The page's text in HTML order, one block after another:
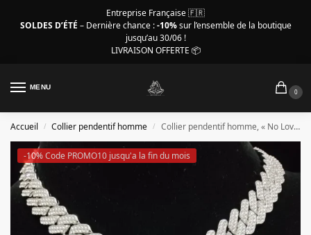
Entreprise Française 🇫🇷
SOLDES D’ÉTÉ – Dernière chance :-10%sur l’ensemble de la boutique
jusqu’au 30/06 !
LIVRAISON OFFERTE 📦
MENU
0
Accueil / Collier pendentif homme / Collier pendentif homme, « No Love » couleur argent glacés
-10% Code PROMO10 jusqu'a la fin du mois